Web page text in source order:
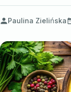
Paulina Zielińska